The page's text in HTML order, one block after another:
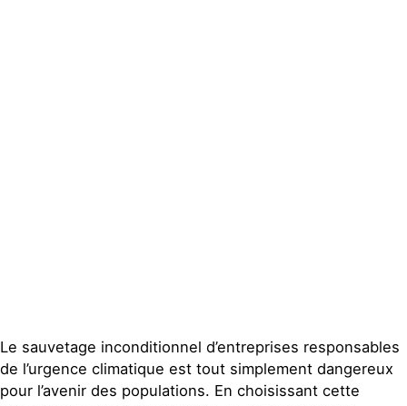
Le sauvetage inconditionnel d’entreprises responsables
de l’urgence climatique est tout simplement dangereux
pour l’avenir des populations. En choisissant cette